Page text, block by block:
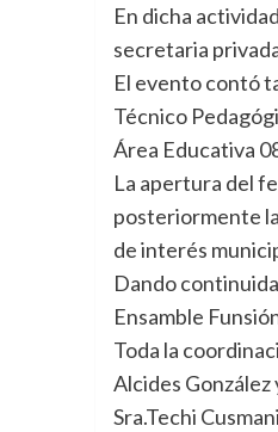
En dicha
secretaria
El evento contó
Técnico
Área Educativa
La apertura del
posteriormente
de interés
Dando
Ensamble
Toda la
Alcides González
Sra.Techi